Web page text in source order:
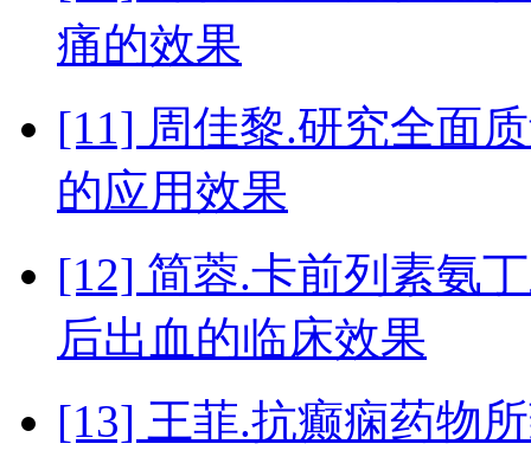
痛的效果
[11] 周佳黎.研究全面
的应用效果
[12] 简蓉.卡前列素氨
后出血的临床效果
[13] 王菲.抗癫痫药物